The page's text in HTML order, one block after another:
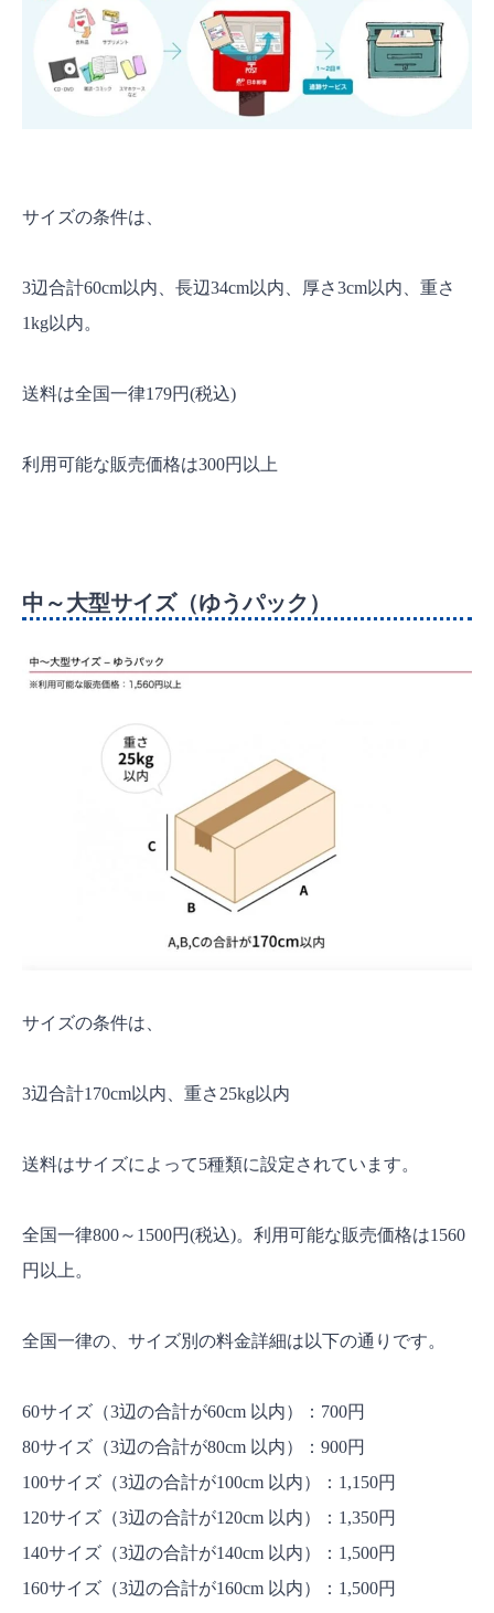
サイズの条件は、
3辺合計60cm以内、長辺34cm以内、厚さ3cm以内、重さ
1kg以内。
送料は全国一律179円(税込)
利用可能な販売価格は300円以上
中～大型サイズ（ゆうパック）
サイズの条件は、
3辺合計170cm以内、重さ25kg以内
送料はサイズによって5種類に設定されています。
全国一律800～1500円(税込)。利用可能な販売価格は1560
円以上。
全国一律の、サイズ別の料金詳細は以下の通りです。
60サイズ（3辺の合計が60cm 以内）：700円
80サイズ（3辺の合計が80cm 以内）：900円
100サイズ（3辺の合計が100cm 以内）：1,150円
120サイズ（3辺の合計が120cm 以内）：1,350円
140サイズ（3辺の合計が140cm 以内）：1,500円
160サイズ（3辺の合計が160cm 以内）：1,500円